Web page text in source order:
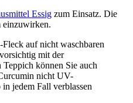
Essig zum Einsatz. Die
einzuwirken.
auf nicht waschbaren
mit der
können Sie auch
nicht UV-
jedem Fall verblassen